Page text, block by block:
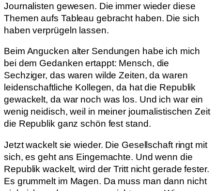
Journalisten gewesen. Die immer wieder diese
Themen aufs Tableau gebracht haben. Die sich
haben verprügeln lassen.
Beim Angucken alter Sendungen habe ich mich
bei dem Gedanken ertappt: Mensch, die
Sechziger, das waren wilde Zeiten, da waren
leidenschaftliche Kollegen, da hat die Republik
gewackelt, da war noch was los. Und ich war ein
wenig neidisch, weil in meiner journalistischen Zeit
die Republik ganz schön fest stand.
Jetzt wackelt sie wieder. Die Gesellschaft ringt mit
sich, es geht ans Eingemachte. Und wenn die
Republik wackelt, wird der Tritt nicht gerade fester.
Es grummelt im Magen. Da muss man dann nicht